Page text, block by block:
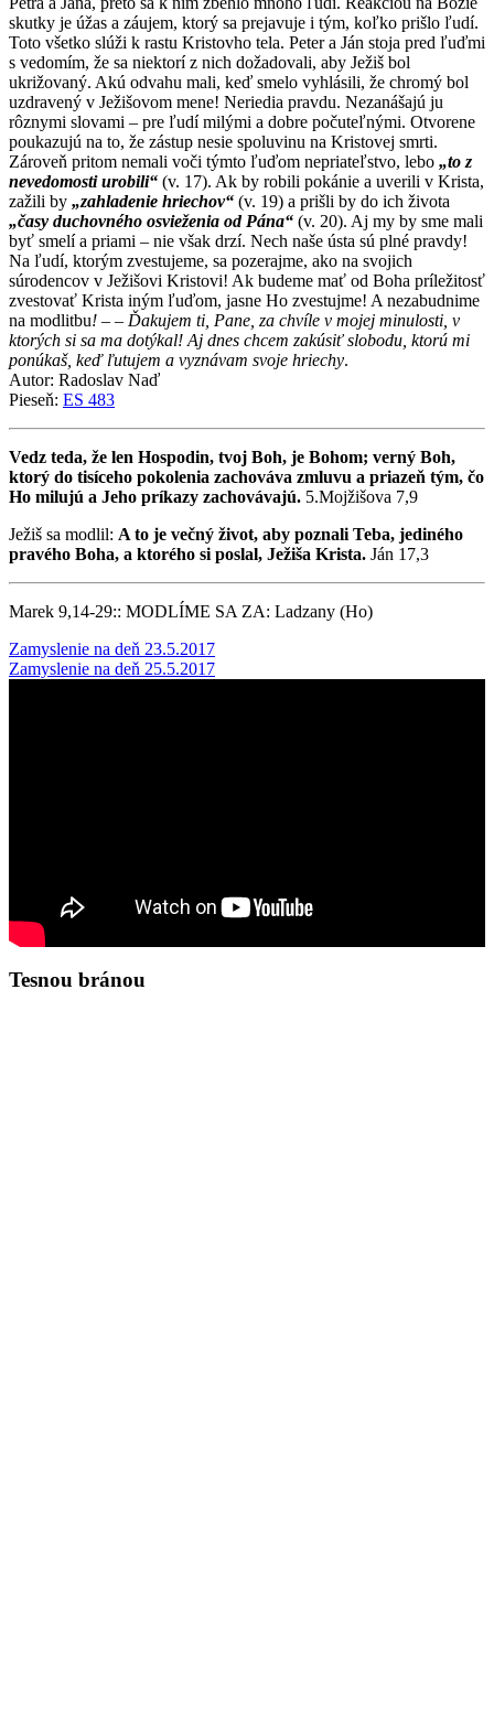
skutky je úžas a záujem, ktorý sa prejavuje i tým, koľko prišlo ľudí.
Toto všetko slúži k rastu Kristovho tela. Peter a Ján stoja pred ľuďmi
s vedomím, že sa niektorí z nich dožadovali, aby Ježiš bol
ukrižovaný. Akú odvahu mali, keď smelo vyhlásili, že chromý bol
uzdravený v Ježišovom mene! Neriedia pravdu. Nezanášajú ju
rôznymi slovami – pre ľudí milými a dobre počuteľnými. Otvorene
poukazujú na to, že zástup nesie spoluvinu na Kristovej smrti.
Zároveň pritom nemali voči týmto ľuďom nepriateľstvo, lebo „to z
nevedomosti urobili“ (v. 17). Ak by robili pokánie a uverili v Krista,
zažili by „zahladenie hriechov“ (v. 19) a prišli by do ich života
„časy duchovného osvieženia od Pána“ (v. 20). Aj my by sme mali
byť smelí a priami – nie však drzí. Nech naše ústa sú plné pravdy!
Na ľudí, ktorým zvestujeme, sa pozerajme, ako na svojich
súrodencov v Ježišovi Kristovi! Ak budeme mať od Boha príležitosť
zvestovať Krista iným ľuďom, jasne Ho zvestujme! A nezabudnime
na modlitbu! – – Ďakujem ti, Pane, za chvíle v mojej minulosti, v
ktorých si sa ma dotýkal! Aj dnes chcem zakúsiť slobodu, ktorú mi
ponúkaš, keď ľutujem a vyznávam svoje hriechy.
Autor: Radoslav Naď
Pieseň: ES 483
Vedz teda, že len Hospodin, tvoj Boh, je Bohom; verný Boh,
ktorý do tisíceho pokolenia zachováva zmluvu a priazeň tým, čo
Ho milujú a Jeho príkazy zachovávajú. 5.Mojžišova 7,9
Ježiš sa modlil: A to je večný život, aby poznali Teba, jediného
pravého Boha, a ktorého si poslal, Ježiša Krista. Ján 17,3
Marek 9,14-29:: MODLÍME SA ZA: Ladzany (Ho)
Post
navigation
Zamyslenie na deň 23.5.2017
Zamyslenie na deň 25.5.2017
Tesnou bránou